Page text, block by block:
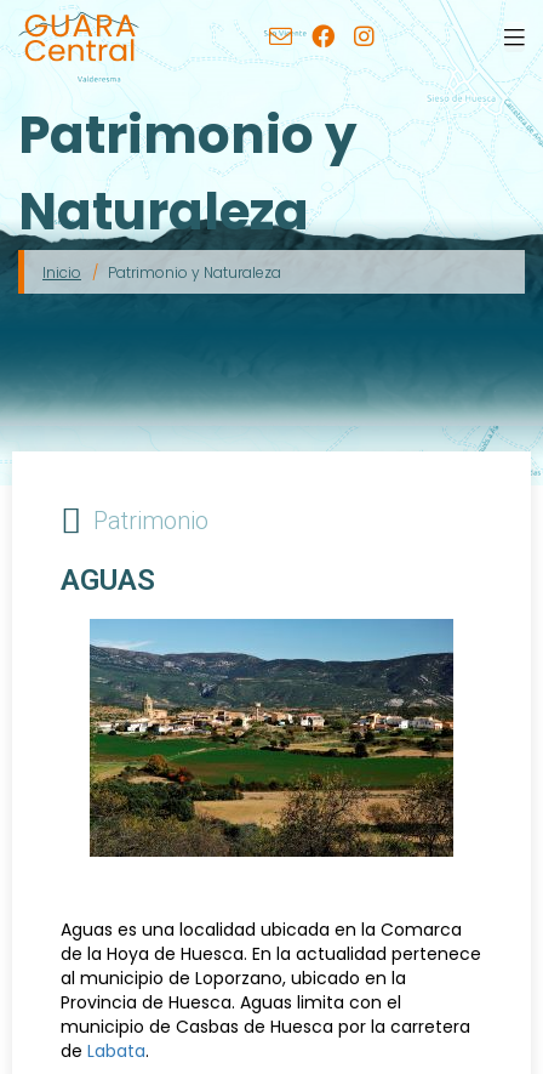
Patrimonio y
Naturaleza
Inicio Patrimonio y Naturaleza
Patrimonio
AGUAS
Aguas es una localidad ubicada en la Comarca
de la Hoya de Huesca. En la actualidad pertenece
al municipio de Loporzano, ubicado en la
Provincia de Huesca. Aguas limita con el
municipio de Casbas de Huesca por la carretera
de Labata.